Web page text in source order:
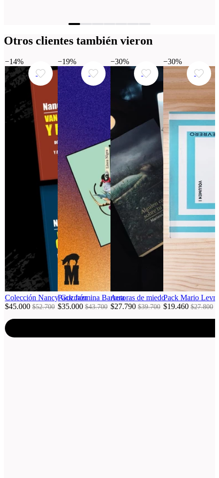
Otros clientes también vieron
−14%
Colección Nancy Guzmán
$45.000 $52.700
−19%
Pack Jazmina Barrera
$35.000 $43.700
−30%
Autoras de miedo
$27.790 $39.700
−30%
Pack Mario
$19.460 $27.800